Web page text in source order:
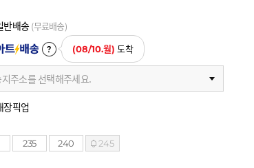
반배송 (무료배송)
(08/10.월) 도착
주소를 선택해주세요.
장픽업
235 240 245